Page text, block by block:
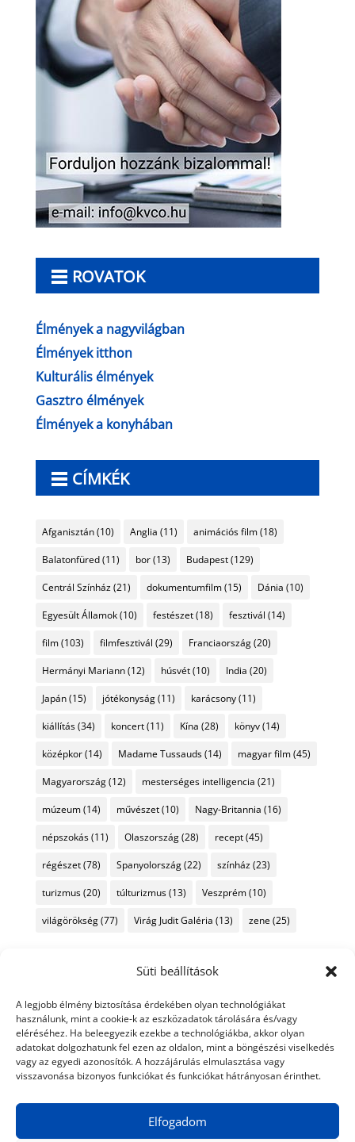
Süti beállítások
A legjobb élmény biztosítása érdekében olyan technológiákat
használunk, mint a cookie-k az eszközadatok tárolására és/vagy
eléréséhez. Ha beleegyezik ezekbe a technológiákba, akkor olyan
adatokat dolgozhatunk fel ezen az oldalon, mint a böngészési viselkedés
vagy az egyedi azonosítók. A hozzájárulás elmulasztása vagy
visszavonása bizonyos funkciókat és funkciókat hátrányosan érinthet.
Elfogadom
ROVATOK
Élmények a nagyvilágban
Élmények itthon
Kulturális élmények
Gasztro élmények
Élmények a konyhában
CÍMKÉK
Afganisztán(10) Anglia (11) animációs film(18)
Balatonfüred(11) bor(13) Budapest(129)
Centrál Színház(21) dokumentumfilm(15) Dánia (10)
Egyesült Államok(10) festészet(18) fesztivál (14)
film(103) filmfesztivál (29) Franciaország(20)
Hermányi Mariann(12) húsvét(10) India (20)
Japán(15) jótékonyság(11) karácsony(11)
kiállítás(34) koncert(11) Kína (28) könyv(14)
középkor(14) Madame Tussauds(14) magyar film(45)
Magyarország(12) mesterséges intelligencia (21)
múzeum(14) művészet(10) Nagy-Britannia (16)
népszokás(11) Olaszország(28) recept(45)
régészet(78) Spanyolország(22) színház(23)
turizmus(20) túlturizmus(13) Veszprém(10)
világörökség(77) Virág Judit Galéria (13) zene (25)